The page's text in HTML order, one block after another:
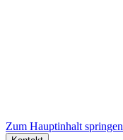
Zum Hauptinhalt springen